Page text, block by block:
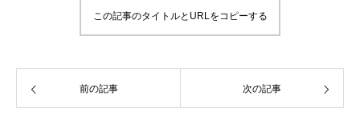
この記事のタイトルとURLをコピーする
前の記事 次の記事